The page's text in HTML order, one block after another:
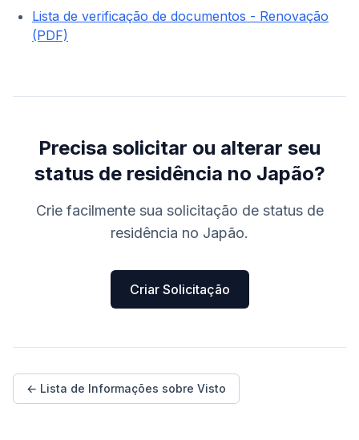
Lista de verificação de documentos - Renovação
(PDF)
Precisa solicitar ou alterar seu
status de residência no Japão?
Crie facilmente sua solicitação de status de
residência no Japão.
Criar Solicitação
← Lista de Informações sobre Visto